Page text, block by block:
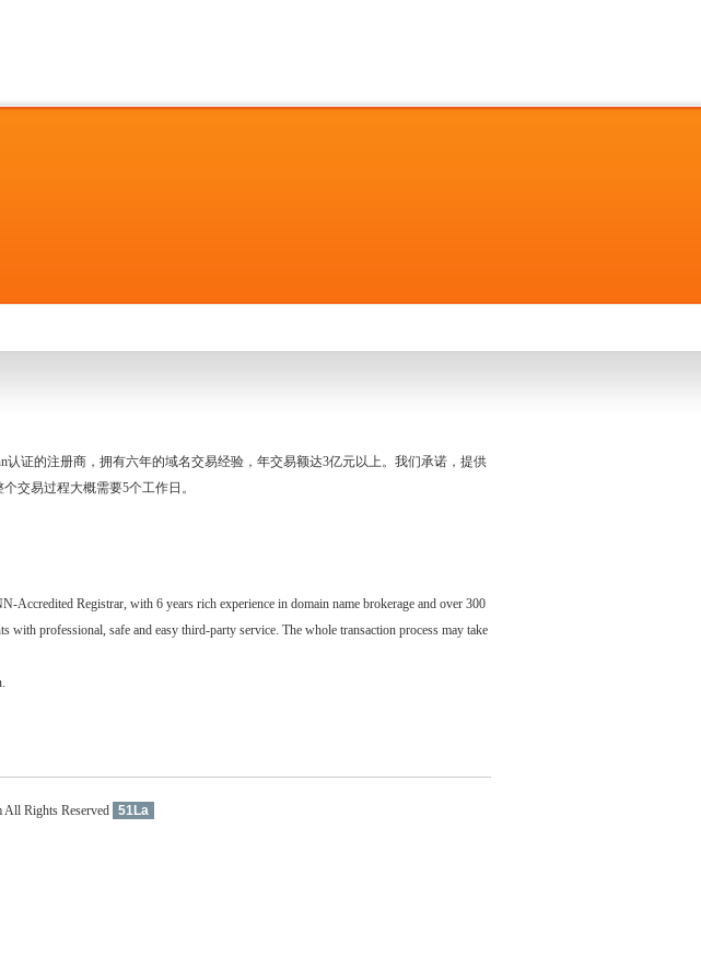
认证的注册商，拥有六年的域名交易经验，年交易额达3亿元以上。我们承诺，提供
交易过程大概需要5个工作日。
Accredited Registrar, with 6 years rich experience in domain name brokerage and over 300
professional, safe and easy third-party service. The whole transaction process may take
Rights Reserved 51La